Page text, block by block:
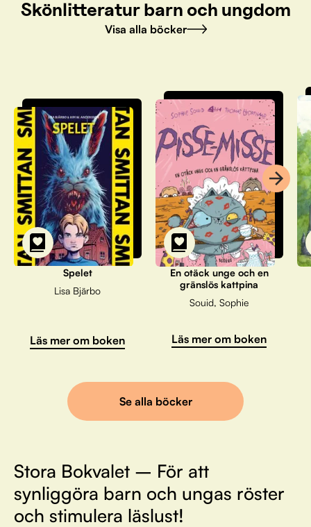
Skönlitteratur barn och ungdom
Visa alla böcker
Spelet
Lisa Bjärbo
Läs mer om boken
En otäck unge och en
gränslös kattpina
Souid, Sophie
Läs mer om boken
Se alla böcker
Stora Bokvalet – För att
synliggöra barn och ungas röster
och stimulera läslust!